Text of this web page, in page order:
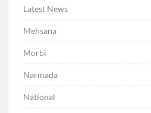
Latest News
Mehsana
Morbi
Narmada
National